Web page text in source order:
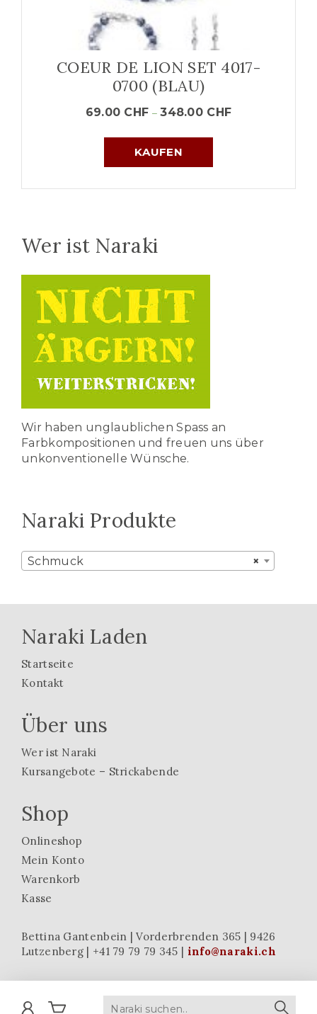
Mein Warenkorb
COEUR DE LION SET 4017-
0700 (BLAU)
69.00 CHF –348.00 CHF
KAUFEN
Wer ist Naraki
Wir haben unglaublichen Spass an
Farbkompositionen und freuen uns über
unkonventionelle Wünsche.
Naraki Produkte
×
Schmuck
Naraki Laden
Startseite
Kontakt
Über uns
Wer ist Naraki
Kursangebote – Strickabende
Shop
Onlineshop
Mein Konto
Warenkorb
Kasse
Bettina Gantenbein | Vorderbrenden 365 | 9426
Lutzenberg | +41 79 79 79 345 | info@naraki.ch